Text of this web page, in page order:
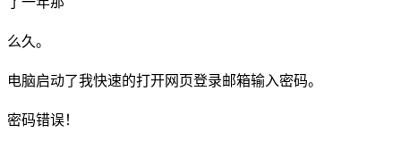
么久。
电脑启动了我快速的打开网页登录邮箱输入密码。
密码错误！